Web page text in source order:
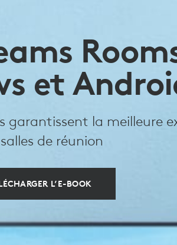
et
garantissent la meilleure
de réunion
L’E-BOOK